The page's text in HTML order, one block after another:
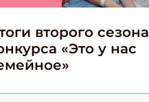
второго сезона
«Это у нас